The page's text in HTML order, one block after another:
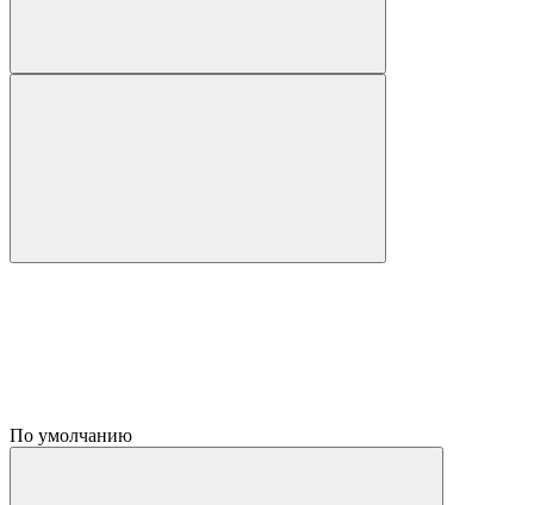
По умолчанию